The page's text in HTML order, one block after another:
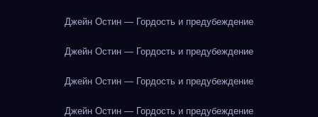
Джейн Остин — Гордость и предубеждение
Джейн Остин — Гордость и предубеждение
Джейн Остин — Гордость и предубеждение
Джейн Остин — Гордость и предубеждение